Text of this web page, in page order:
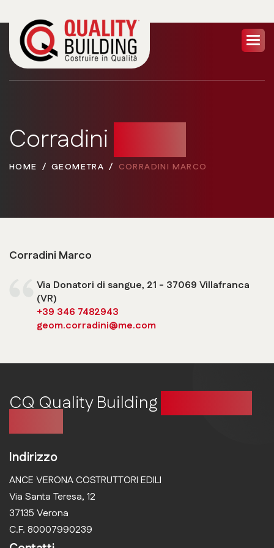
Corradini
HOME GEOMETRA CORRADINI MARCO
Corradini Marco
Via Donatori di sangue, 21 - 37069 Villafranca
(VR)
+39 346 7482943
geom.corradini@me.com
CQ Quality Building
Indirizzo
ANCE VERONA COSTRUTTORI EDILI
Via Santa Teresa, 12
37135 Verona
C.F. 80007990239